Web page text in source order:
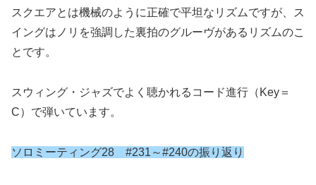
スクエアとは機械のように正確で平坦なリズムですが、ス
イングはノリを強調した裏拍のグルーヴがあるリズムのこ
とです。
スウィング・ジャズでよく聴かれるコード進行（Key＝
C）で弾いています。
ソロミーティング28 #231～#240の振り返り